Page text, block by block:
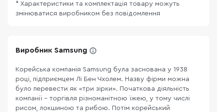
* Характеристики та комплектація товару можуть
змінюватися виробником без повідомлення
Виробник Samsung
Корейська компанія Samsung була заснована у 1938
році, підприємцем Лі Бен Чхолем. Назву фірми можна
було перевести як «три зірки». Початкова діяльність
компанії – торгівля різноманітною їжею, у тому числі
рисом, локшиною та рибою. Потім корейський